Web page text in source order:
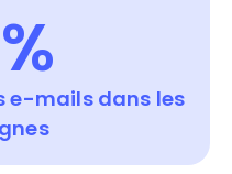
e-mails dans les